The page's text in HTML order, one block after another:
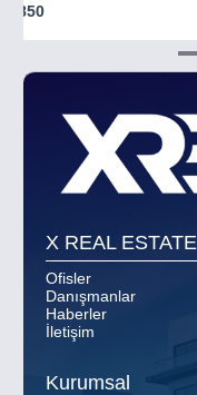
850
of
X REAL ESTATE
Ofisler
Danışmanlar
Haberler
İletişim
Kurumsal